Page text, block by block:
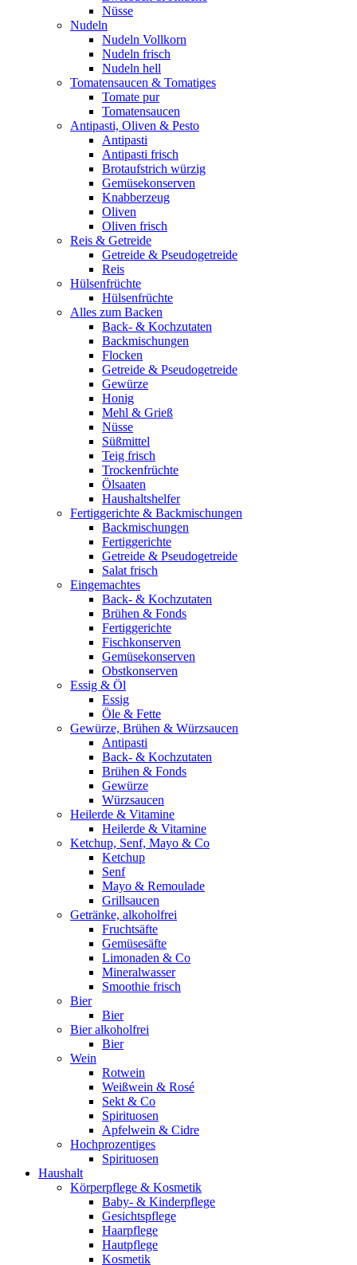
Nüsse
Nudeln
Nudeln Vollkorn
Nudeln frisch
Nudeln hell
Tomatensaucen & Tomatiges
Tomate pur
Tomatensaucen
Antipasti, Oliven & Pesto
Antipasti
Antipasti frisch
Brotaufstrich würzig
Gemüsekonserven
Knabberzeug
Oliven
Oliven frisch
Reis & Getreide
Getreide & Pseudogetreide
Reis
Hülsenfrüchte
Hülsenfrüchte
Alles zum Backen
Back- & Kochzutaten
Backmischungen
Flocken
Getreide & Pseudogetreide
Gewürze
Honig
Mehl & Grieß
Nüsse
Süßmittel
Teig frisch
Trockenfrüchte
Ölsaaten
Haushaltshelfer
Fertiggerichte & Backmischungen
Backmischungen
Fertiggerichte
Getreide & Pseudogetreide
Salat frisch
Eingemachtes
Back- & Kochzutaten
Brühen & Fonds
Fertiggerichte
Fischkonserven
Gemüsekonserven
Obstkonserven
Essig & Öl
Essig
Öle & Fette
Gewürze, Brühen & Würzsaucen
Antipasti
Back- & Kochzutaten
Brühen & Fonds
Gewürze
Würzsaucen
Heilerde & Vitamine
Heilerde & Vitamine
Ketchup, Senf, Mayo & Co
Ketchup
Senf
Mayo & Remoulade
Grillsaucen
Getränke, alkoholfrei
Fruchtsäfte
Gemüsesäfte
Limonaden & Co
Mineralwasser
Smoothie frisch
Bier
Bier
Bier alkoholfrei
Bier
Wein
Rotwein
Weißwein & Rosé
Sekt & Co
Spirituosen
Apfelwein & Cidre
Hochprozentiges
Spirituosen
Haushalt
Körperpflege & Kosmetik
Baby- & Kinderpflege
Gesichtspflege
Haarpflege
Hautpflege
Kosmetik